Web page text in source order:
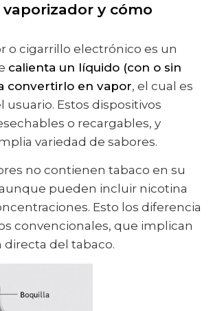
vaporizador y cómo
o cigarrillo electrónico es un
calienta un líquido (con o sin
convertirlo en vapor, el cual es
usuario. Estos dispositivos
o recargables, y
variedad de sabores.
no contienen tabaco en su
pueden incluir nicotina
Esto los diferencia
convencionales, que implican
directa del tabaco.